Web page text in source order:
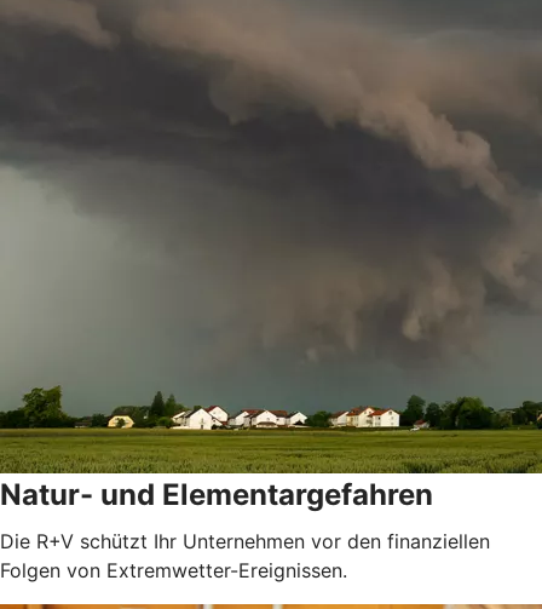
Natur- und Elementargefahren
Die R+V schützt Ihr Unternehmen vor den finanziellen
Folgen von Extremwetter-Ereignissen.